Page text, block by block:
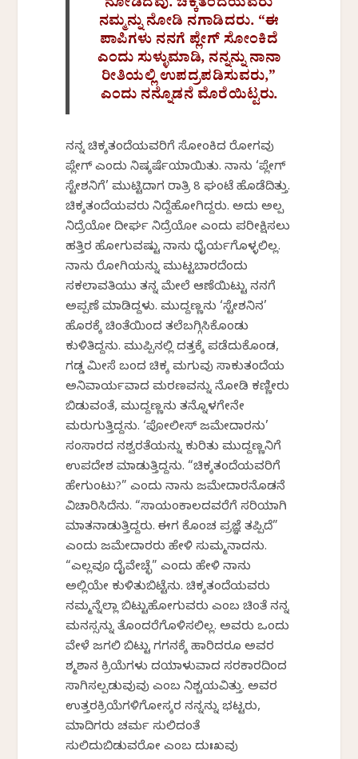
ನೋಡಿದೆವು. ಚಿಕ್ಕತಂದೆಯವರು
ನಮ್ಮನ್ನು ನೋಡಿ ನಗಾಡಿದರು. “ಈ
ಪಾಪಿಗಳು ನನಗೆ ಪ್ಲೇಗ್ ಸೋಂಕಿದೆ
ಎಂದು ಸುಳ್ಳುಮಾಡಿ, ನನ್ನನ್ನು ನಾನಾ
ರೀತಿಯಲ್ಲಿ ಉಪದ್ರಪಡಿಸುವರು,”
ಎಂದು ನನ್ನೊಡನೆ ಮೊರೆಯಿಟ್ಟರು.
ನನ್ನ ಚಿಕ್ಕತಂದೆಯವರಿಗೆ ಸೋಂಕಿದ ರೋಗವು
ಪ್ಲೇಗ್ ಎಂದು ನಿಷ್ಕರ್ಷೆಯಾಯಿತು. ನಾನು ‘ಪ್ಲೇಗ್
ಸ್ಟೇಶನಿಗೆ’ ಮುಟ್ಟಿದಾಗ ರಾತ್ರಿ 8 ಘಂಟೆ ಹೊಡೆದಿತ್ತು.
ಚಿಕ್ಕತಂದೆಯವರು ನಿದ್ದೆಹೋಗಿದ್ದರು. ಅದು ಅಲ್ಪ
ನಿದ್ರೆಯೋ ದೀರ್ಘ ನಿದ್ರೆಯೋ ಎಂದು ಪರೀಕ್ಷಿಸಲು
ಹತ್ತಿರ ಹೋಗುವಷ್ಟು ನಾನು ಧೈರ್ಯಗೊಳ್ಳಲಿಲ್ಲ.
ನಾನು ರೋಗಿಯನ್ನು ಮುಟ್ಟಬಾರದೆಂದು
ಸಕಲಾವತಿಯು ತನ್ನ ಮೇಲೆ ಆಣೆಯಿಟ್ಟು ನನಗೆ
ಅಪ್ಪಣೆ ಮಾಡಿದ್ದಳು. ಮುದ್ದಣ್ಣನು ‘ಸ್ಟೇಶನಿನ’
ಹೊರಕ್ಕೆ ಚಿಂತೆಯಿಂದ ತಲೆಬಗ್ಗಿಸಿಕೊಂಡು
ಕುಳಿತಿದ್ದನು. ಮುಪ್ಪಿನಲ್ಲಿ ದತ್ತಕ್ಕೆ ಪಡೆದುಕೊಂಡ,
ಗಡ್ಡ ಮೀಸೆ ಬಂದ ಚಿಕ್ಕ ಮಗುವು ಸಾಕುತಂದೆಯ
ಅನಿವಾರ್ಯವಾದ ಮರಣವನ್ನು ನೋಡಿ ಕಣ್ಣೀರು
ಬಿಡುವಂತೆ, ಮುದ್ದಣ್ಣನು ತನ್ನೊಳಗೇನೇ
ಮರುಗುತ್ತಿದ್ದನು. ‘ಪೋಲೀಸ್ ಜಮೇದಾರನು’
ಸಂಸಾರದ ನಶ್ವರತೆಯನ್ನು ಕುರಿತು ಮುದ್ದಣ್ಣನಿಗೆ
ಉಪದೇಶ ಮಾಡುತ್ತಿದ್ದನು. “ಚಿಕ್ಕತಂದೆಯವರಿಗೆ
ಹೇಗುಂಟು?” ಎಂದು ನಾನು ಜಮೇದಾರನೊಡನೆ
ವಿಚಾರಿಸಿದೆನು. “ಸಾಯಂಕಾಲದವರೆಗೆ ಸರಿಯಾಗಿ
ಮಾತನಾಡುತ್ತಿದ್ದರು. ಈಗ ಕೊಂಚ ಪ್ರಜ್ಞೆ ತಪ್ಪಿದೆ”
ಎಂದು ಜಮೇದಾರರು ಹೇಳಿ ಸುಮ್ಮನಾದನು.
“ಎಲ್ಲವೂ ದೈವೇಚ್ಛೆ” ಎಂದು ಹೇಳಿ ನಾನು
ಅಲ್ಲಿಯೇ ಕುಳಿತುಬಿಟ್ಟೆನು. ಚಿಕ್ಕತಂದೆಯವರು
ನಮ್ಮನ್ನೆಲ್ಲಾ ಬಿಟ್ಟುಹೋಗುವರು ಎಂಬ ಚಿಂತೆ ನನ್ನ
ಮನಸ್ಸನ್ನು ತೊಂದರೆಗೊಳಿಸಲಿಲ್ಲ. ಅವರು ಒಂದು
ವೇಳೆ ಜಗಲಿ ಬಿಟ್ಟು ಗಗನಕ್ಕೆ ಹಾರಿದರೂ ಅವರ
ಶ್ಮಶಾನ ಕ್ರಿಯೆಗಳು ದಯಾಳುವಾದ ಸರಕಾರದಿಂದ
ಸಾಗಿಸಲ್ಪಡುವುವು ಎಂಬ ನಿಶ್ಚಯವಿತ್ತು. ಅವರ
ಉತ್ತರಕ್ರಿಯೆಗಳಿಗೋಸ್ಕರ ನನ್ನನ್ನು ಭಟ್ಟರು,
ಮಾದಿಗರು ಚರ್ಮ ಸುಲಿದಂತೆ
ಸುಲಿದುಬಿಡುವರೋ ಎಂಬ ದುಃಖವು